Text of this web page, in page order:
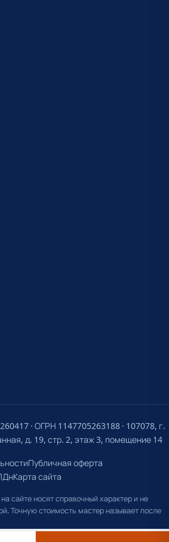
· ОГРН 1147705263188 · 107078, г.
д. 19, стр. 2, этаж 3, помещение 14
Публичная оферта
Карта сайта
сайте носят справочный характер и не
Точную стоимость мастер называет после